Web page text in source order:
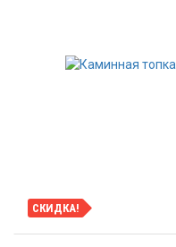
СКИДКА!